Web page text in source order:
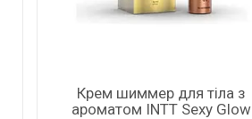
Крем шиммер для тіла з
ароматом INTT Sexy Glow